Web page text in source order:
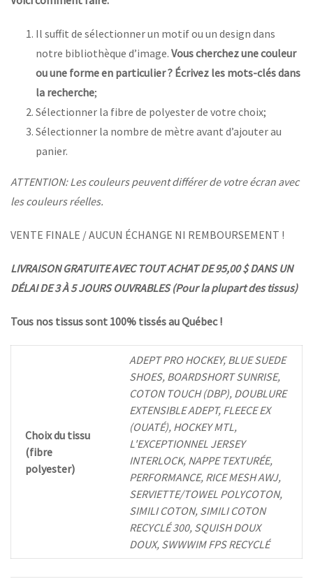
Il suffit de sélectionner un motif ou un design dans
notre bibliothèque d’image. Vous cherchez une couleur
ou une forme en particulier ? Écrivez les mots-clés dans
la recherche;
Sélectionner la fibre de polyester de votre choix;
Sélectionner la nombre de mètre avant d’ajouter au
panier.
ATTENTION: Les couleurs peuvent différer de votre écran avec
les couleurs réelles.
VENTE FINALE / AUCUN ÉCHANGE NI REMBOURSEMENT !
LIVRAISON GRATUITE AVEC TOUT ACHAT DE 95,00 $ DANS UN
DÉLAI DE 3 À 5 JOURS OUVRABLES (Pour la plupart des tissus)
Tous nos tissus sont 100% tissés au Québec !
Choix du tissu
(fibre
polyester)
ADEPT PRO HOCKEY, BLUE SUEDE
SHOES, BOARDSHORT SUNRISE,
COTON TOUCH (DBP), DOUBLURE
EXTENSIBLE ADEPT, FLEECE EX
(OUATÉ), HOCKEY MTL,
L'EXCEPTIONNEL JERSEY
INTERLOCK, NAPPE TEXTURÉE,
PERFORMANCE, RICE MESH AWJ,
SERVIETTE/TOWEL POLYCOTON,
SIMILI COTON, SIMILI COTON
RECYCLÉ 300, SQUISH DOUX
DOUX, SWWWIM FPS RECYCLÉ